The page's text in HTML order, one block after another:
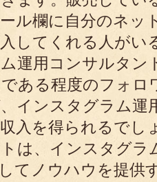
ル欄に自分のネッ
してくれる人がい
運用コンサルタン
ある程度のフォロ
インスタグラム運
入を得られるでし
は、インスタグラ
てノウハウを提供